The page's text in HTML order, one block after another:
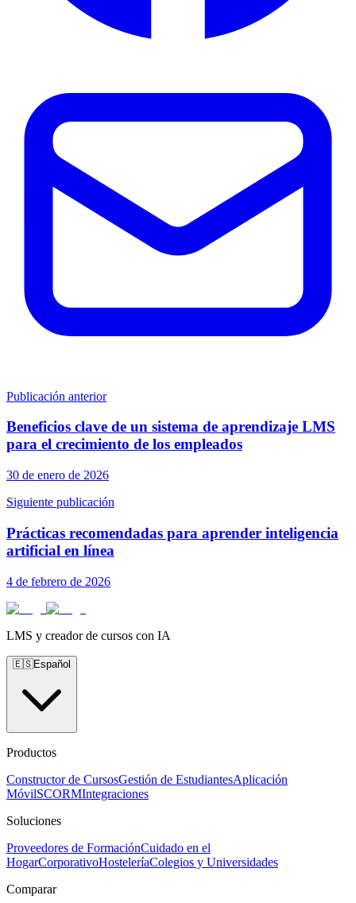
Publicación anterior
Beneficios clave de un sistema de aprendizaje LMS
para el crecimiento de los empleados
30 de enero de 2026
Siguiente publicación
Prácticas recomendadas para aprender inteligencia
artificial en línea
4 de febrero de 2026
LMS y creador de cursos con IA
🇪🇸Español
Productos
Constructor de CursosGestión de EstudiantesAplicación
MóvilSCORMIntegraciones
Soluciones
Proveedores de FormaciónCuidado en el
HogarCorporativoHosteleríaColegios y Universidades
Comparar